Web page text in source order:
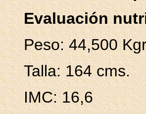
Evaluación
Peso: 44,500
Talla: 164 cms.
IMC: 16,6